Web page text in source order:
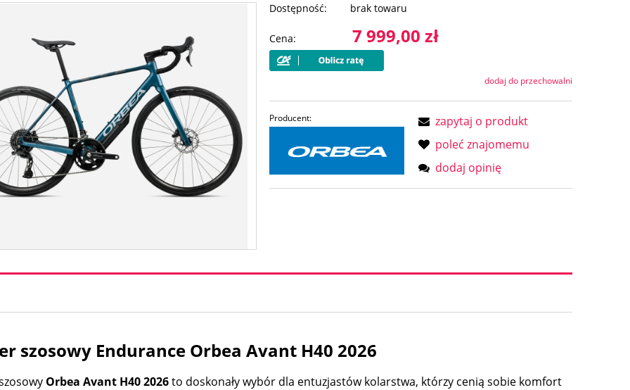
Dostępność: brak towaru
Cena: 7 999,00 zł
dodaj do przechowalni
Producent:
zapytaj o produkt
poleć znajomemu
dodaj opinię
szosowy Endurance Orbea Avant H40 2026
Orbea Avant H40 2026to doskonały wybór dla entuzjastów kolarstwa, którzy cenią sobie komfort